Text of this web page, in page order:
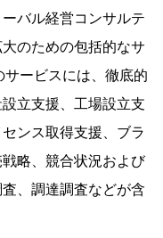
バル経営コンサルテ
のための包括的なサ
ービスには、徹底的
立支援、工場設立支
ンス取得支援、ブラ
略、競合状況および
、調達調査などが含